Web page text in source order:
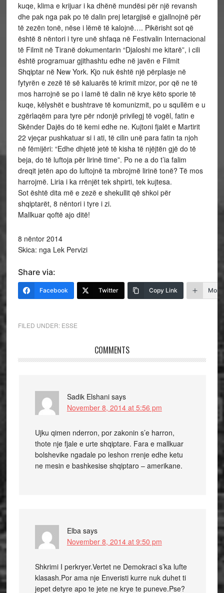
kuqe, klima e krijuar i ka dhënë mundësi për një revansh
dhe pak nga pak po të dalin prej letargjisë e gjallnojnë për
të zezën tonë, nëse i lëmë të kalojnë…. Pikërisht sot që
është 8 nëntori i tyre unë shfaqa në Festivalin Internacional
të Filmit në Tiranë dokumentarin “Djaloshi me kitarë”, i cili
është programuar gjithashtu edhe në javën e Filmit
Shqiptar në New York. Kjo nuk është një përplasje në
fytyrën e zezë të së kaluarës të krimit mizor, por që ne të
mos harrojnë se po i lamë të dalin në krye këto sporie të
kuqe, këlyshët e bushtrave të komunizmit, po u squllëm e u
zgërlaqëm para tyre për ndonjë privilegj të vogël, fatin e
Skënder Dajës do të kemi edhe ne. Kujtoni fjalët e Martirit
22 vjeçar pushkatuar si i ati, të cilin unë para fatin ta njoh
në fëmijëri: “Edhe dhjetë jetë të kisha të njëjtën gjë do të
beja, do të luftoja për lirinë time”. Po ne a do t’ia falim
dreqit jetën apo do luftojnë ta mbrojmë lirinë tonë? Të mos
harrojmë. Liria i ka rrënjët tek shpirti, tek kujtesa.
Sot është dita më e zezë e shekullit që shkoi për
shqiptarët, 8 nëntori i tyre i zi.
Mallkuar qoftë ajo ditë!
8 nëntor 2014
Skica: nga Lek Pervizi
Share via:
Facebook Twitter Copy Link More
FILED UNDER: ESSE
COMMENTS
Sadik Elshani says
November 8, 2014 at 5:56 pm
Ujku qimen nderron, por zakonin s’e harron,
thote nje fjale e urte shqiptare. Fara e mallkuar
bolshevike ngadale po leshon rrenje edhe ketu
ne mesin e bashkesise shqiptaro – amerikane.
Elba says
November 8, 2014 at 9:50 pm
Shkrimi I perkryer.Vertet ne Demokraci s’ka lufte
klasash.Por ama nje Enveristi kurre nuk duhet ti
jepet detyre apo te jete ne krye te puneve.Pse?